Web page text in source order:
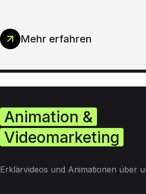
Mehr erfahren
Animation &
Videomarketing
Erklärvideos und Animationen über